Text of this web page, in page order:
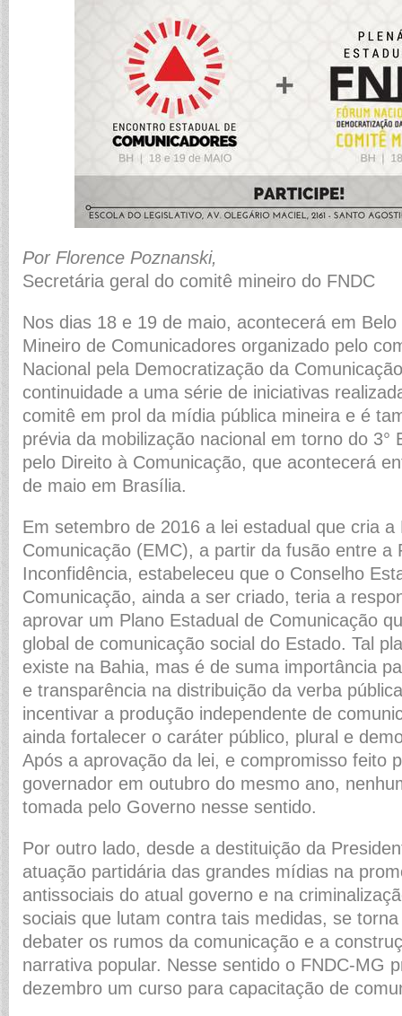
Por Florence Poznanski,
Secretária geral do comitê mineiro do FNDC
Nos dias 18 e 19 de maio, acontecerá em
Mineiro de Comunicadores organizado pelo
Nacional pela Democratização da
continuidade a uma série de iniciativas
comitê em prol da mídia pública mineira e é
prévia da mobilização nacional em torno do 3°
pelo Direito à Comunicação, que acontecerá
de maio em Brasília.
Em setembro de 2016 a lei estadual que cria
Comunicação (EMC), a partir da fusão entre a
Inconfidência, estabeleceu que o Conselho
Comunicação, ainda a ser criado, teria a
aprovar um Plano Estadual de Comunicação
global de comunicação social do Estado. Tal
existe na Bahia, mas é de suma importância
e transparência na distribuição da verba
incentivar a produção independente de
ainda fortalecer o caráter público, plural e
Após a aprovação da lei, e compromisso feito
governador em outubro do mesmo ano,
tomada pelo Governo nesse sentido.
Por outro lado, desde a destituição da
atuação partidária das grandes mídias na
antissociais do atual governo e na
sociais que lutam contra tais medidas, se
debater os rumos da comunicação e a
narrativa popular. Nesse sentido o FNDC-MG
dezembro um curso para capacitação de